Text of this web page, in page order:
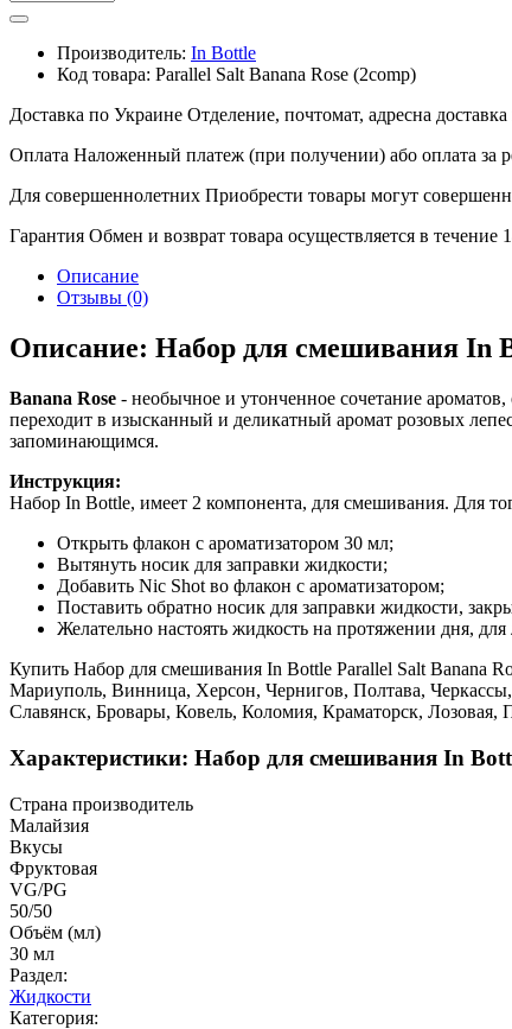
Производитель: In Bottle
Код товара: Parallel Salt Banana Rose (2comp)
Доставка по Украине Отделение, почтомат, адресна
Оплата Наложенный платеж (при получении) або оплата за
Для совершеннолетних Приобрести товары могут
Гарантия Обмен и возврат товара осуществляется в
Описание
Отзывы (0)
Описание: Набор для смешивания In
Banana Rose - необычное и утонченное сочетание
переходит в изысканный и деликатный аромат розовых
запоминающимся.
Инструкция:
Набор In Bottle, имеет 2 компонента, для смешивания. Для
Открыть флакон с ароматизатором 30 мл;
Вытянуть носик для заправки жидкости;
Добавить Nic Shot во флакон с ароматизатором;
Поставить обратно носик для заправки жидкости,
Желательно настоять жидкость на протяжении дня,
Купить Набор для смешивания In Bottle Parallel Salt Banana
Мариуполь, Винница, Херсон, Чернигов, Полтава,
Славянск, Бровары, Ковель, Коломия, Краматорск,
Характеристики: Набор для смешивания In
Страна производитель
Малайзия
Вкусы
Фруктовая
VG/PG
50/50
Объём (мл)
30 мл
Раздел:
Жидкости
Категория: